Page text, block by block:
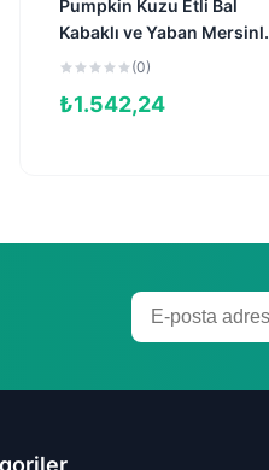
Pumpkin Kuzu Etli Bal
Kabaklı ve Yaban Mersinli
Tahılsız Kısırlaştırılmış
(0)
₺1.542,24